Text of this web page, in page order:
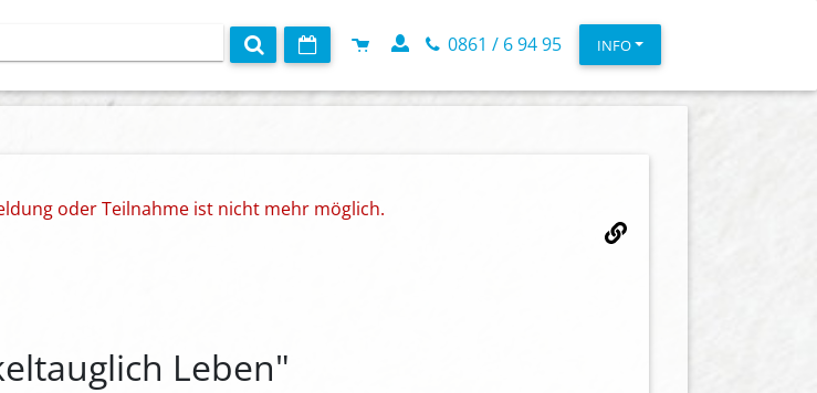
0861 / 6 94 95 INFO
oder Teilnahme ist nicht mehr möglich.
Leben"